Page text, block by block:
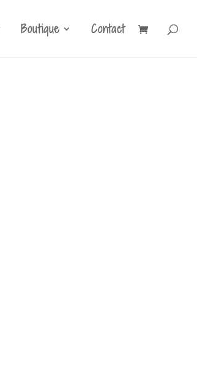
Boutique Contact